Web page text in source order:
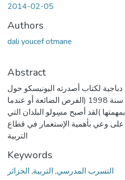
2014-02-05
Authors
dali youcef otmane
Abstract
لكتاب أصدرته اليونيسكو حول
موضوع التسرب المدرسي سنة 1998 (الفرص الضائعة أو عندما
)لقد أصبح مسِولو البلدان التي
وعي بأهمية الإستعمار في قطاع
التربية
Keywords
التسرب المدرسي, التربية, الجزائر